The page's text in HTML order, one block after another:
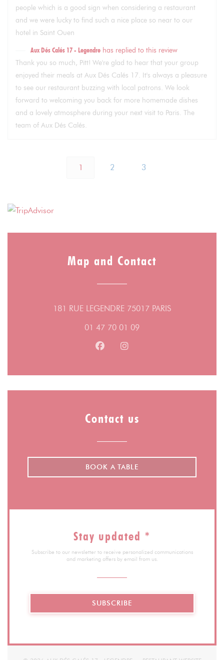
people which is a good sign when considering a restaurant
and we were lucky to find such a nice place so near to our
hotel in Saint Ouen
Aux Dés Calés 17 - Legendre has replied to this review
Thank you so much, Pitt! We're glad to hear that your group
enjoyed their meals at Aux Dés Calés 17. It's always a pleasure
to see our restaurant buzzing with local patrons. We look
forward to welcoming you back for more homemade dishes
and a lovely atmosphere during your next visit to Paris. The
team of Aux Dés Calés.
1 2 3
Map and Contact
181 RUE LEGENDRE 75017 PARIS((opens in a
01 47 70 01 09
Facebook ((opens in a new
Instagram ((opens in a
Contact us
BOOK A TABLE
Stay updated *
Subscribe to our newsletter to receive personalized communications
and marketing offers by email from us.
SUBSCRIBE